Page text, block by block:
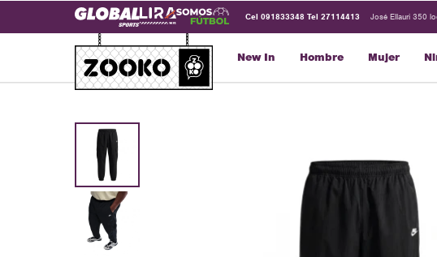
New In Hombre Mujer
Cel 091833348 Tel 27114413 José Ellauri 350